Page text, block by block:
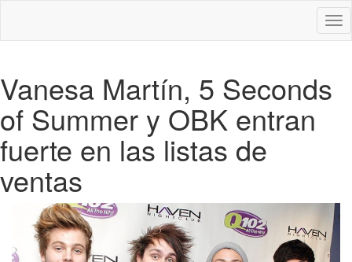
Vanesa Martín, 5 Seconds
of Summer y OBK entran
fuerte en las listas de
ventas